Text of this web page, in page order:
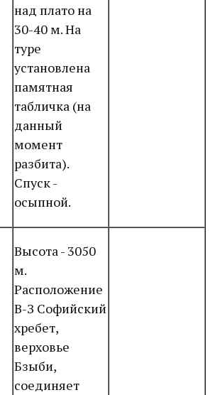
над плато на
30-40 м. На
туре
установлена
памятная
табличка (на
данный
момент
разбита).
Спуск -
осыпной.
Высота - 3050
м.
Расположение
В-З Софийский
хребет,
верховье
Бзыби,
соединяет